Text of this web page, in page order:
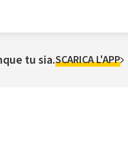
tu sia.SCARICA L'APP